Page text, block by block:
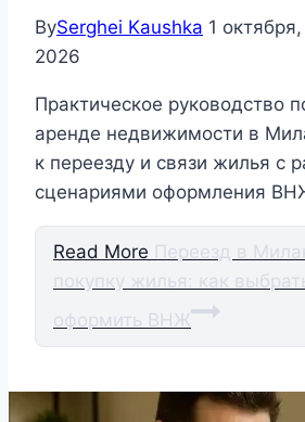
BySerghei Kaushka 1
2026
Практическое руководство
аренде недвижимости в
к переезду и связи жилья с
сценариями оформления
Read More Переезд в
покупку жилья: как
оформить ВНЖ